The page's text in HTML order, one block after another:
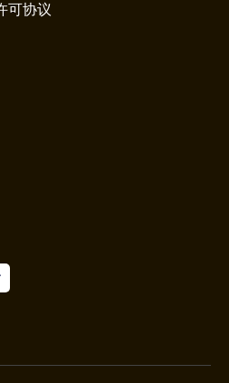
可协议